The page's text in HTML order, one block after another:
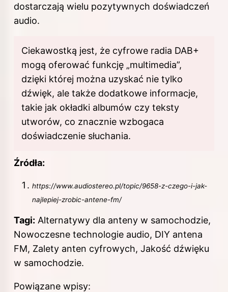
dostarczają wielu pozytywnych doświadczeń
audio.
Ciekawostką jest, że cyfrowe radia DAB+
mogą oferować funkcję „multimedia”,
dzięki której można uzyskać nie tylko
dźwięk, ale także dodatkowe informacje,
takie jak okładki albumów czy teksty
utworów, co znacznie wzbogaca
doświadczenie słuchania.
Źródła:
https://www.audiostereo.pl/topic/9658-z-czego-i-jak-
najlepiej-zrobic-antene-fm/
Tagi: Alternatywy dla anteny w samochodzie,
Nowoczesne technologie audio, DIY antena
FM, Zalety anten cyfrowych, Jakość dźwięku
w samochodzie.
Powiązane wpisy: